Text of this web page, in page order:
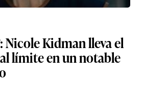
Nicole Kidman lleva el
límite en un notable